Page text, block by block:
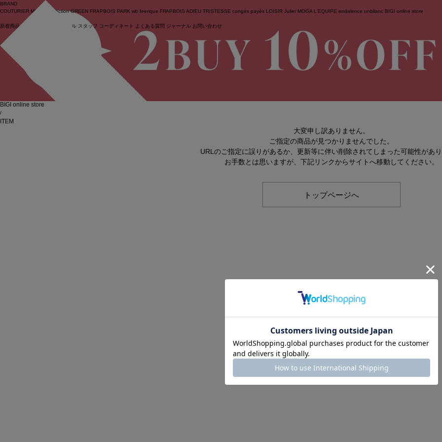
ログイン
BRAND
COUTURIER MOGA Collection GREEN FRAPBOIS PARK wb feerique FRAPBOIS ADIEU TRISTESSE congés payés LOISIR Julier MOGA L'EQUIPE endalence unbilanc BIGI online store
新着商品 (ライブ) セール スタッフ コーディネート よくある質問 ジャーナル お問い合わせ
BIGI online store
/
ITEM
大変申し訳ありません。
ご指定の商品が見つかりませんでした。
URLのご指定に誤りがあるか、更新等に伴い削除されてしまった可能性があ
お手数とは思いますが、下記リンクからサイトへ移動してください。
トップページへ